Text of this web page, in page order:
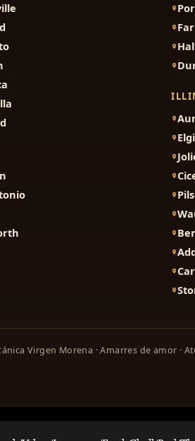
Virgen Morena · Amarres de amor ·